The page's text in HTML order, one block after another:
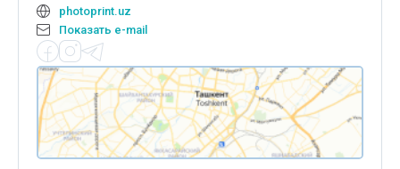
photoprint.uz
Показать e-mail